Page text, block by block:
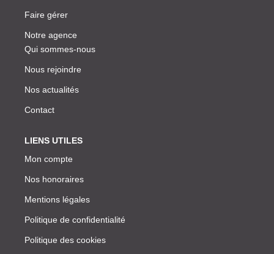
Faire gérer
Notre agence
Qui sommes-nous
Nous rejoindre
Nos actualités
Contact
LIENS UTILES
Mon compte
Nos honoraires
Mentions légales
Politique de confidentialité
Politique des cookies